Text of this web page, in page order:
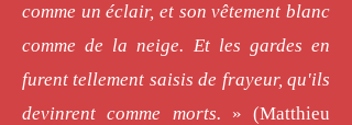
comme un éclair, et son vêtement blanc
comme de la neige. Et les gardes en
furent tellement saisis de frayeur, qu'ils
devinrent comme morts. » (Matthieu